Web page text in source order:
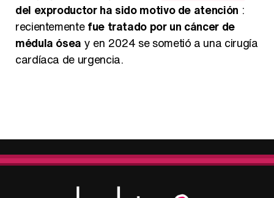
del exproductor ha sido motivo de atención :
recientementefue tratado por un cáncer de
médula ósea y en 2024 se sometió a una cirugía
cardíaca de urgencia.